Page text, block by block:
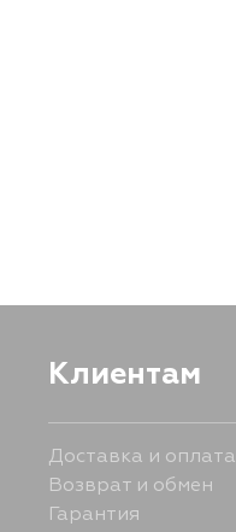
Клиентам
Доставка и оплата
Возврат и обмен
Гарантия